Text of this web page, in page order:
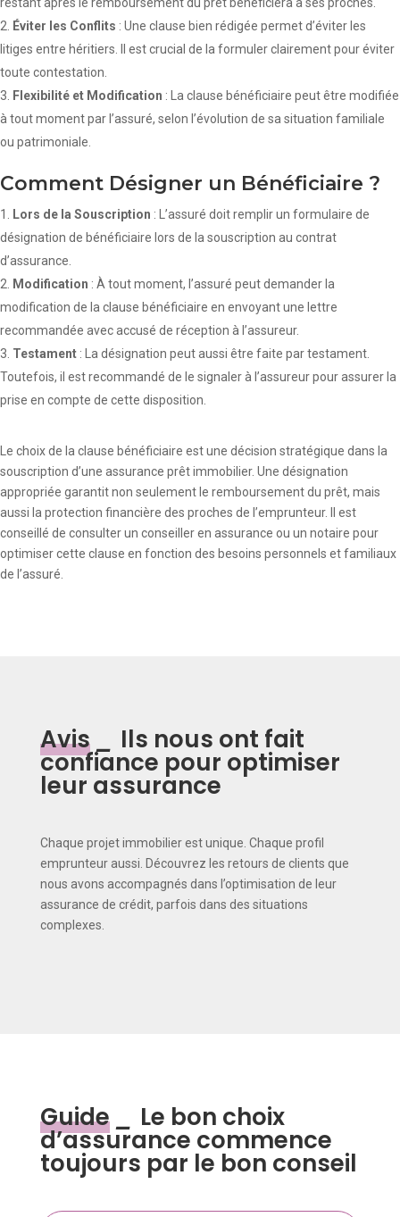
restant après le remboursement du prêt bénéficiera à ses proches.
Éviter les Conflits : Une clause bien rédigée permet d’éviter les
litiges entre héritiers. Il est crucial de la formuler clairement pour éviter
toute contestation.
Flexibilité et Modification : La clause bénéficiaire peut être modifiée
à tout moment par l’assuré, selon l’évolution de sa situation familiale
ou patrimoniale.
Comment Désigner un Bénéficiaire ?
Lors de la Souscription : L’assuré doit remplir un formulaire de
désignation de bénéficiaire lors de la souscription au contrat
d’assurance.
Modification : À tout moment, l’assuré peut demander la
modification de la clause bénéficiaire en envoyant une lettre
recommandée avec accusé de réception à l’assureur.
Testament : La désignation peut aussi être faite par testament.
Toutefois, il est recommandé de le signaler à l’assureur pour assurer la
prise en compte de cette disposition.
Le choix de la clause bénéficiaire est une décision stratégique dans la
souscription d’une assurance prêt immobilier. Une désignation
appropriée garantit non seulement le remboursement du prêt, mais
aussi la protection financière des proches de l’emprunteur. Il est
conseillé de consulter un conseiller en assurance ou un notaire pour
optimiser cette clause en fonction des besoins personnels et familiaux
de l’assuré.
Avis _ Ils nous ont fait
confiance pour optimiser
leur assurance
Chaque projet immobilier est unique. Chaque profil
emprunteur aussi. Découvrez les retours de clients que
nous avons accompagnés dans l’optimisation de leur
assurance de crédit, parfois dans des situations
complexes.
Guide _ Le bon choix
d’assurance commence
toujours par le bon conseil